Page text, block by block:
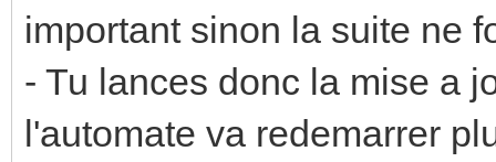
important sinon la suite ne
- Tu lances donc la mise a
l'automate va redemarrer